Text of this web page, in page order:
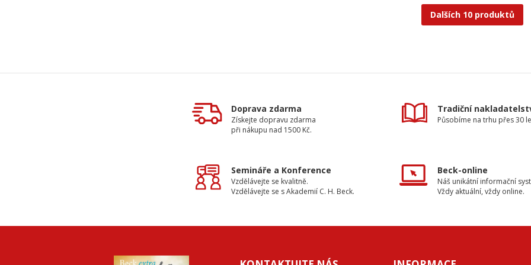
Dalších 10 produktů
Doprava zdarma
Získejte dopravu zdarma
při nákupu nad 1500 Kč.
Tradiční
Působíme na trhu přes 30
Semináře a Konference
Vzdělávejte se kvalitně.
Vzdělávejte se s Akademií C. H. Beck.
Beck-online
Náš unikátní informační
Vždy aktuální, vždy online.